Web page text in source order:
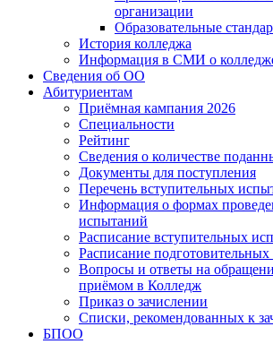
организации
Образовательные
История колледжа
Информация в СМИ о
Сведения об ОО
Абитуриентам
Приёмная кампания 2026
Специальности
Рейтинг
Сведения о количестве
Документы для поступления
Перечень вступительных
Информация о формах
испытаний
Расписание вступительных
Расписание
Вопросы и ответы на
приёмом в Колледж
Приказ о зачислении
Списки, рекомендованных к
БПОО